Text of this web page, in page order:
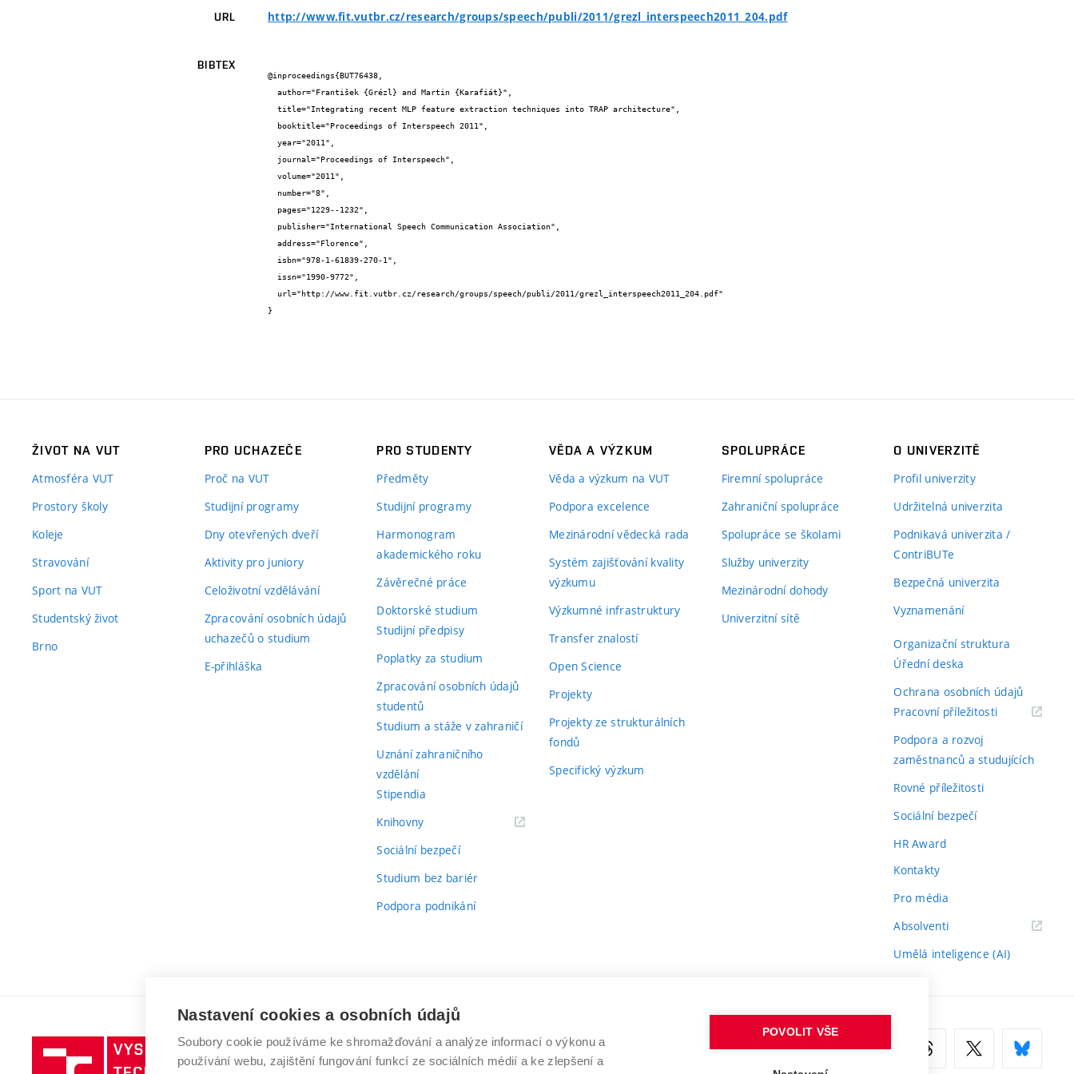
URL http://www.fit.vutbr.cz/research/groups/speech/publi/2011/grezl_interspeech2011_204.pdf
BIBTEX
@inproceedings{BUT76438,
}
ŽIVOT NA VUT
Atmosféra VUT
Prostory školy
Koleje
Stravování
Sport na VUT
Studentský život
Brno
PRO UCHAZEČE
Proč na VUT
Studijní programy
Dny otevřených dveří
Aktivity pro juniory
Celoživotní vzdělávání
Zpracování osobních údajů
uchazečů o studium
E-přihláška
PRO STUDENTY
Předměty
Studijní programy
Harmonogram
akademického roku
Závěrečné práce
Doktorské studium
Studijní předpisy
Poplatky za studium
Zpracování osobních údajů
studentů
Studium a stáže v zahraničí
Uznání zahraničního
vzdělání
Stipendia
Knihovny(externí
Sociální bezpečí
Studium bez bariér
Podpora podnikání
VĚDA A VÝZKUM
Věda a výzkum na VUT
Podpora excelence
Mezinárodní vědecká rada
Systém zajišťování kvality
výzkumu
Výzkumné infrastruktury
Transfer znalostí
Open Science
Projekty
Projekty ze strukturálních
fondů
Specifický výzkum
SPOLUPRÁCE
Firemní spolupráce
Zahraniční spolupráce
Spolupráce se školami
Služby univerzity
Mezinárodní dohody
Univerzitní sítě
O UNIVERZITĚ
Profil univerzity
Udržitelná univerzita
Podnikavá univerzita /
ContriBUTe
Bezpečná univerzita
Vyznamenání
Organizační struktura
Úřední deska
Ochrana osobních údajů
Pracovní příležitosti(externí
Podpora a rozvoj
zaměstnanců a studujících
Rovné příležitosti
Sociální bezpečí
HR Award
Kontakty
Pro média
Absolventi(externí
Umělá inteligence (AI)
Vysoké
učení
VYSOKÉ UČENÍ TECHNICKÉ V BRNĚ
Nastavení cookies a osobních údajů
Soubory cookie používáme ke shromažďování a analýze informací o výkonu a
používání webu, zajištění fungování funkcí ze sociálních médií a ke zlepšení a
POVOLIT VŠE